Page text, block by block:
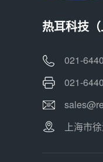
热耳科技
021-
021-
上海市